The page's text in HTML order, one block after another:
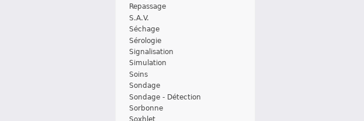
Repassage
S.A.V.
Séchage
Sérologie
Signalisation
Simulation
Soins
Sondage
Sondage - Détection
Sorbonne